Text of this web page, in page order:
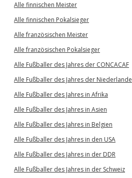
Alle finnischen Meister
Alle finnischen Pokalsieger
Alle französischen Meister
Alle französischen Pokalsieger
Alle Fußballer des Jahres der CONCACAF
Alle Fußballer des Jahres der Niederlande
Alle Fußballer des Jahres in Afrika
Alle Fußballer des Jahres in Asien
Alle Fußballer des Jahres in Belgien
Alle Fußballer des Jahres in den USA
Alle Fußballer des Jahres in der DDR
Alle Fußballer des Jahres in der Schweiz